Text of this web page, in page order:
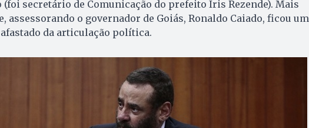
(foi secretário de Comunicação do prefeito Iris Rezende). Mais
assessorando o governador de Goiás, Ronaldo Caiado, ficou um
da articulação política.